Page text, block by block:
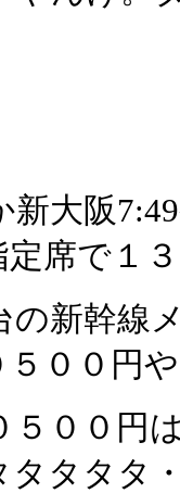
大阪
席で１
の新幹線
５００円
５００円
タタタ